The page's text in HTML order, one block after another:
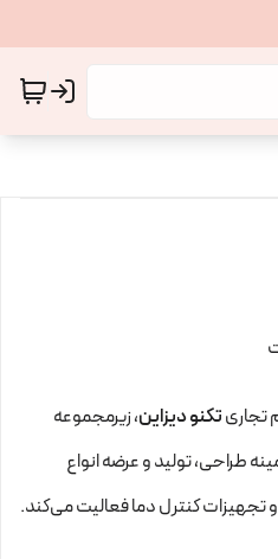
تجاریتکنو دیزاین، زیرمجموعه
طراحی، تولید و عرضه انواع
تجهیزات کنترل دما فعالیت می‌کند.